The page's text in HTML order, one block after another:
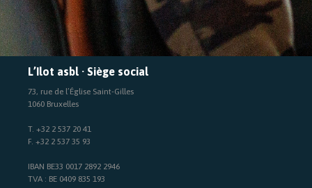
L’Ilot asbl · Siège social
73, rue de l’Église Saint-Gilles
1060 Bruxelles
T. +32 2 537 20 41
F. +32 2 537 35 93
IBAN BE33 0017 2892 2946
TVA : BE 0409 835 193